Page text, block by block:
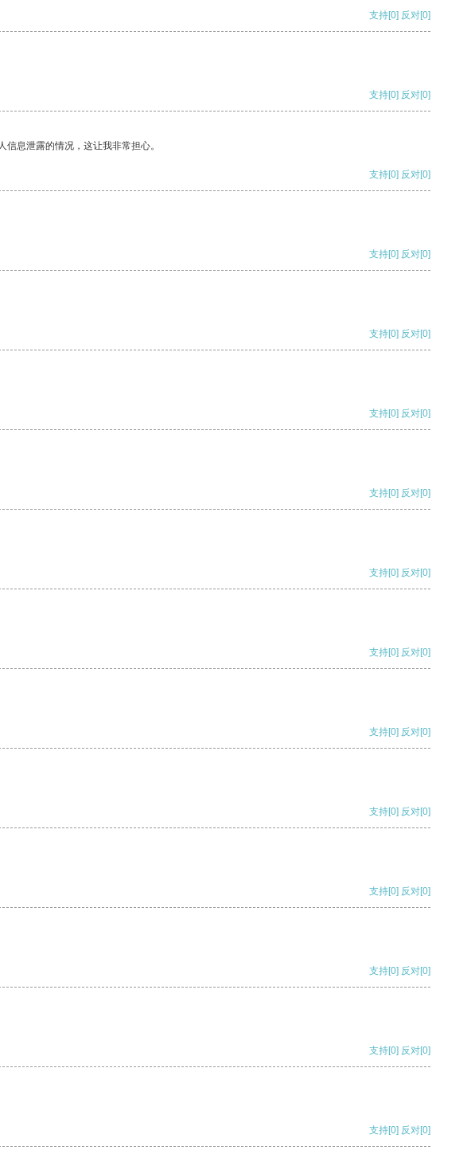
支持[0] 反对[0]
支持[0] 反对[0]
息泄露的情况，这让我非常担心。
支持[0] 反对[0]
支持[0] 反对[0]
支持[0] 反对[0]
支持[0] 反对[0]
支持[0] 反对[0]
支持[0] 反对[0]
支持[0] 反对[0]
支持[0] 反对[0]
支持[0] 反对[0]
支持[0] 反对[0]
支持[0] 反对[0]
支持[0] 反对[0]
支持[0] 反对[0]